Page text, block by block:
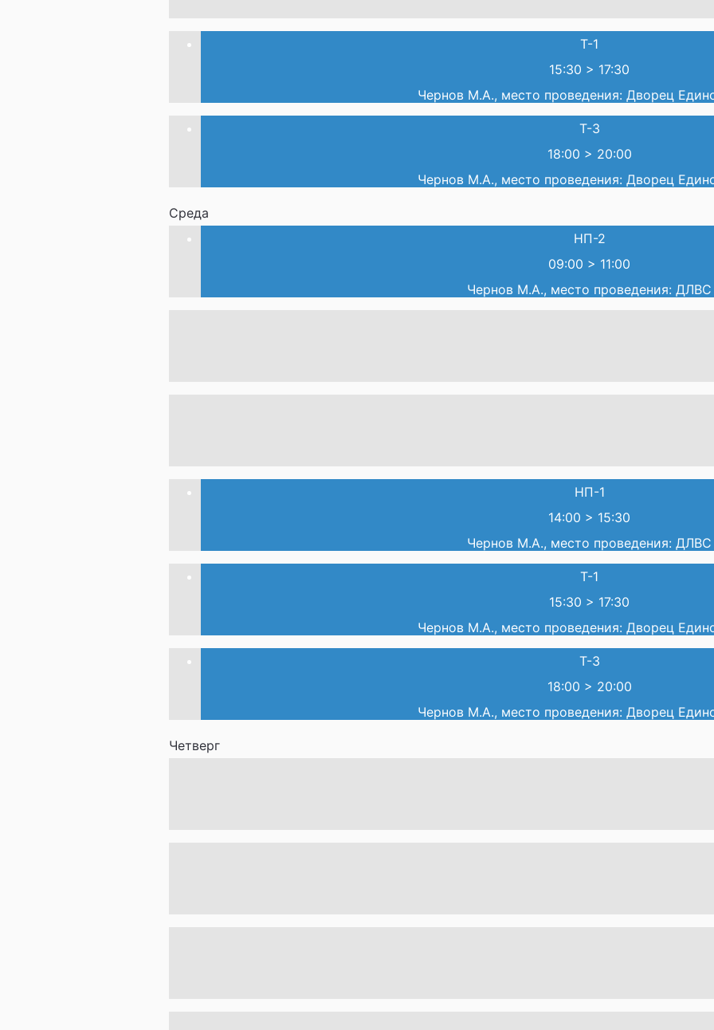
Т-1
15:30 > 17:30
Чернов М.А., место проведения: Дворец
Т-3
18:00 > 20:00
Чернов М.А., место проведения: Дворец
Среда
НП-2
09:00 > 11:00
Чернов М.А., место проведения: ДЛВС
НП-1
14:00 > 15:30
Чернов М.А., место проведения: ДЛВС
Т-1
15:30 > 17:30
Чернов М.А., место проведения: Дворец
Т-3
18:00 > 20:00
Чернов М.А., место проведения: Дворец
Четверг